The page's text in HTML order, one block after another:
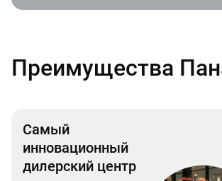
Преимущества
Самый
инновационный
дилерский центр